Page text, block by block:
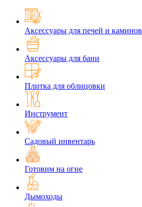
Аксессуары для печей и каминов
Аксессуары для бани
Плитка для облицовки
Инструмент
Садовый инвентарь
Готовим на огне
Дымоходы